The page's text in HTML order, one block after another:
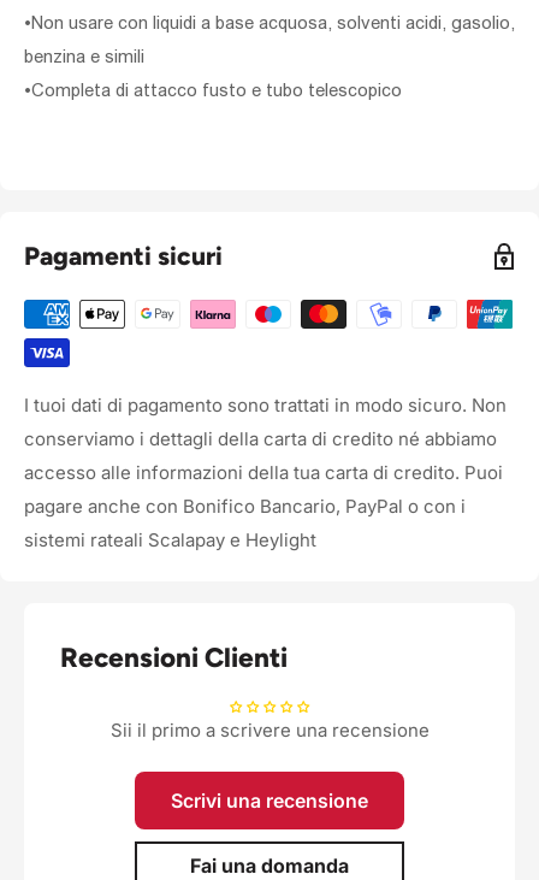
•Non usare con liquidi a base acquosa, solventi acidi, gasolio,
benzina e simili
•Completa di attacco fusto e tubo telescopico
Pagamenti sicuri
I tuoi dati di pagamento sono trattati in modo sicuro. Non
conserviamo i dettagli della carta di credito né abbiamo
accesso alle informazioni della tua carta di credito. Puoi
pagare anche con Bonifico Bancario, PayPal o con i
sistemi rateali Scalapay e Heylight
Recensioni Clienti
Sii il primo a scrivere una recensione
Scrivi una recensione
Fai una domanda